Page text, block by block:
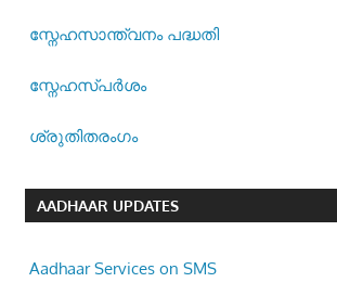
സ്നേഹസാന്ത്വനം പദ്ധതി
സ്നേഹസ്പര്‍ശം
ശ്രുതിതരംഗം
AADHAAR UPDATES
Aadhaar Services on SMS